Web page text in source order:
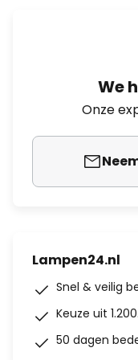
We
Onze
Lampen24.nl
Snel & veilig
Keuze uit
50 dagen